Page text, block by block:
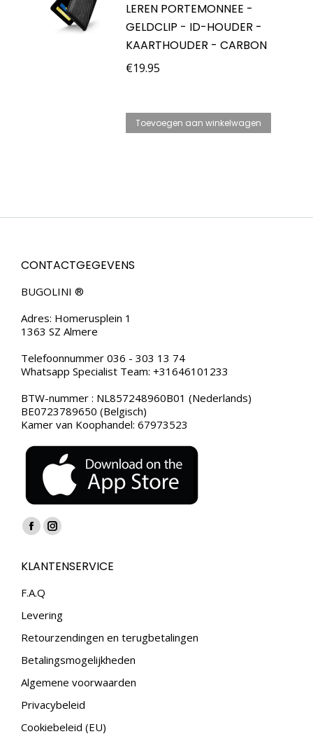
LEREN PORTEMONNEE -
GELDCLIP - ID-HOUDER -
KAARTHOUDER - CARBON
€19.95
Toevoegen aan winkelwagen
CONTACTGEGEVENS
BUGOLINI ®
Adres: Homerusplein 1
1363 SZ Almere
Telefoonnummer 036 - 303 13 74
Whatsapp Specialist Team: +31646101233
BTW-nummer : NL857248960B01 (Nederlands)
BE0723789650 (Belgisch)
Kamer van Koophandel: 67973523
Vind ons op:
Facebook
opens
in
window
Instagram
opens
window
KLANTENSERVICE
F.A.Q
Levering
Retourzendingen en terugbetalingen
Betalingsmogelijkheden
Algemene voorwaarden
Privacybeleid
Cookiebeleid (EU)